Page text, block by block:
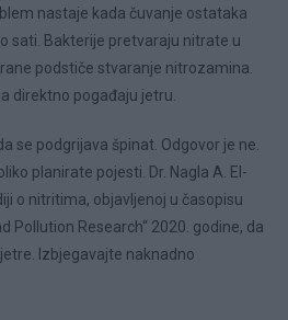
nastaje kada čuvanje ostataka
sati. Bakterije pretvaraju nitrate u
podstiče stvaranje nitrozamina.
direktno pogađaju jetru.
se podgrijava špinat. Odgovor je ne.
planirate pojesti. Dr. Nagla A. El-
o nitritima, objavljenoj u časopisu
Pollution Research“ 2020. godine, da
Izbjegavajte naknadno